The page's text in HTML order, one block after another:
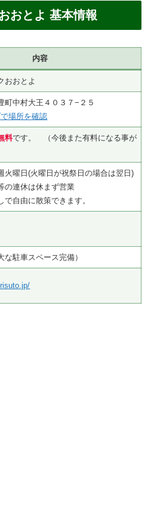
おとよ 基本情報
内容
おおとよ
町中村大王４０３７−２５
場所を確認
料です。 （今後また有料になる事が
火曜日(火曜日が祝祭日の場合は翌日)
の連休は休まず営業
で自由に散策できます。
な駐車スペース完備）